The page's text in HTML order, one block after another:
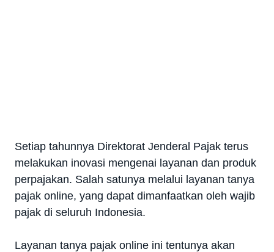
Setiap tahunnya Direktorat Jenderal Pajak terus
melakukan inovasi mengenai layanan dan produk
perpajakan. Salah satunya melalui layanan tanya
pajak online, yang dapat dimanfaatkan oleh wajib
pajak di seluruh Indonesia.
Layanan tanya pajak online ini tentunya akan